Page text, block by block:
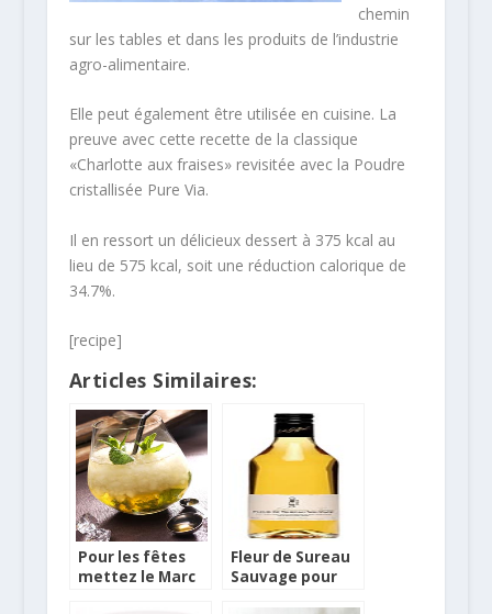
chemin
sur les tables et dans les produits de l’industrie
agro-alimentaire.
Elle peut également être utilisée en cuisine. La
preuve avec cette recette de la classique
«Charlotte aux fraises» revisitée avec la Poudre
cristallisée Pure Via.
Il en ressort un délicieux dessert à 375 kcal au
lieu de 575 kcal, soit une réduction calorique de
34.7%.
[recipe]
Articles Similaires:
Pour les fêtes
mettez le Marc
Fleur de Sureau
Sauvage pour